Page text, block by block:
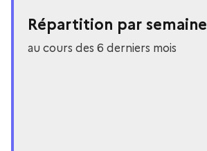
Répartition par semaine
au cours des 6 derniers mois